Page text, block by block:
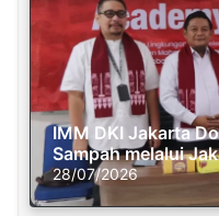
IMM DKI Jakarta
Sampah melalui
28/07/2026